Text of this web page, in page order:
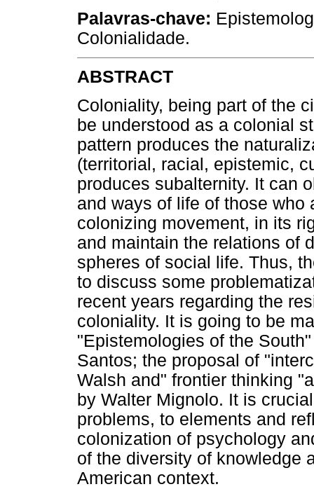
Palavras-chave:
Colonialidade.
ABSTRACT
Coloniality, being part of the
be understood as a colonial
pattern produces the
(territorial, racial, epistemic,
produces subalternity. It can
and ways of life of those who
colonizing movement, in its
and maintain the relations of
spheres of social life. Thus,
to discuss some
recent years regarding the
coloniality. It is going to be
"Epistemologies of the
Santos; the proposal of
Walsh and" frontier thinking
by Walter Mignolo. It is
problems, to elements and
colonization of psychology
of the diversity of knowledge
American context.